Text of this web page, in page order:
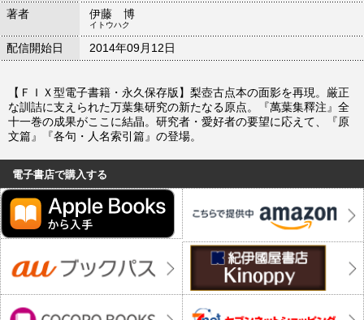
著者
伊藤 博
イトウハク
配信開始日 2014年09月12日
【ＦＩＸ型電子書籍・永久保存版】梨壺古点本の面影を再現。厳正
な訓詰に支えられた万葉集研究の新たなる原点。『萬葉集釋注』全
十一巻の成果がここに結晶。研究者・愛好者の要望に応えて、『原
文篇』『各句・人名索引篇』の登場。
電子書店で購入する